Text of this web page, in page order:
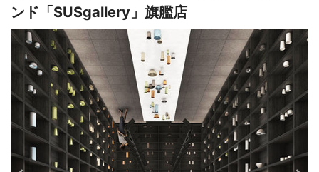
ンド「SUSgallery」旗艦店